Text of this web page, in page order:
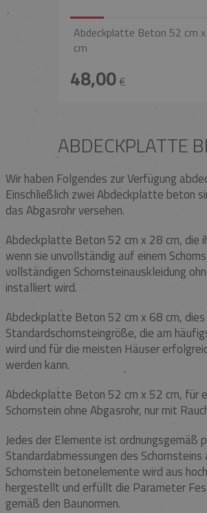
Abdeckplatte Beton 52 cm
cm
48,00€
ABDECKPLATTE
Wir haben Folgendes zur Verfügung
Einschließlich zwei Abdeckplatte beton
das Abgasrohr versehen.
Abdeckplatte Beton 52 cm x 28 cm, die
wenn sie unvollständig auf einem
vollständigen Schornsteinauskleidung
installiert wird.
Abdeckplatte Beton 52 cm x 68 cm,
Standardschornsteingröße, die am
wird und für die meisten Häuser
werden kann.
Abdeckplatte Beton 52 cm x 52 cm, für
Schornstein ohne Abgasrohr, nur mit
Jedes der Elemente ist ordnungsgemäß
Standardabmessungen des
Schornstein betonelemente wird aus
hergestellt und erfüllt die Parameter
gemäß den Baunormen.